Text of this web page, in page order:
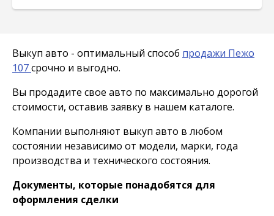
Выкуп авто - оптимальный способ продажи Пежо
107срочно и выгодно.
Вы продадите свое авто по максимально дорогой
стоимости, оставив заявку в нашем каталоге.
Компании выполняют выкуп авто в любом
состоянии независимо от модели, марки, года
производства и технического состояния.
Документы, которые понадобятся для
оформления сделки